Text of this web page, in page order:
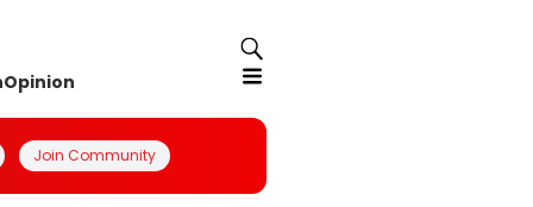
Opinion
Join Community